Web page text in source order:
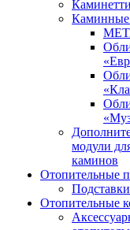
Каминетти
Каминные
модули
каминов
Отопительные
Подставки
Отопительные